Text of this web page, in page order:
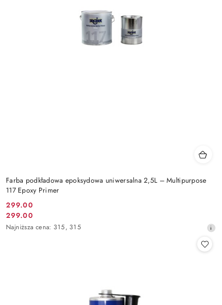
Farba podkładowa epoksydowa uniwersalna 2,5L – Multipurpose
117 Epoxy Primer
Cena
promocyjna:
299.00
Cena
promocyjna:
299.00
Najniższa
Najniższa cena: 315, 315